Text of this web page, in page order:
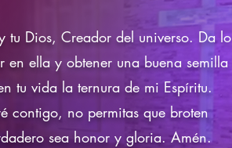
tu Dios, Creador del universo. Da lo
ella y obtener una buena semilla
tu vida la ternura de mi Espíritu.
contigo, no permitas que broten
sea honor y gloria. Amén.